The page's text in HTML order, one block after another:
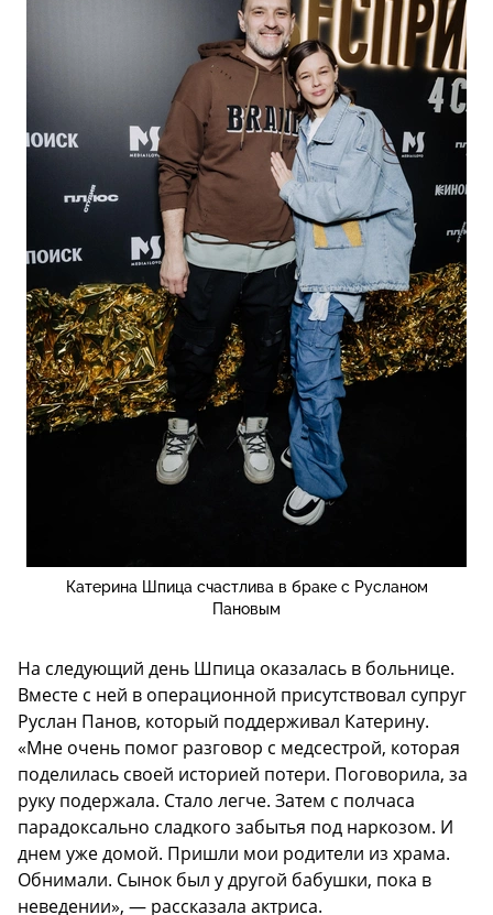
Катерина Шпица счастлива в браке с Русланом
Пановым
На следующий день Шпица оказалась в больнице.
Вместе с ней в операционной присутствовал супруг
Руслан Панов, который поддерживал Катерину.
«Мне очень помог разговор с медсестрой, которая
поделилась своей историей потери. Поговорила, за
руку подержала. Стало легче. Затем с полчаса
парадоксально сладкого забытья под наркозом. И
днем уже домой. Пришли мои родители из храма.
Обнимали. Сынок был у другой бабушки, пока в
неведении», — рассказала актриса.